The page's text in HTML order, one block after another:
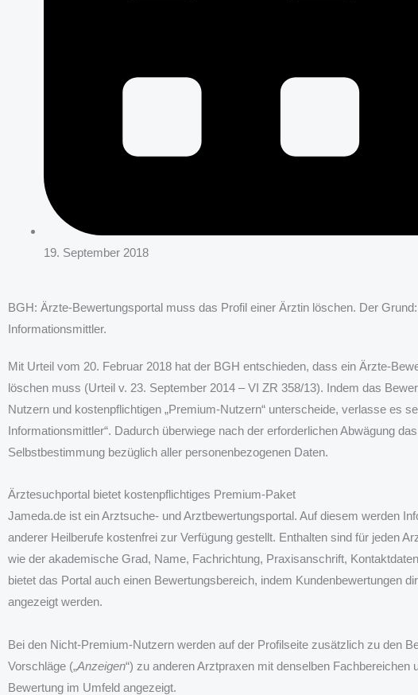
19. September 2018
BGH: Ärzte-Bewertungsportal muss das Profil einer Ärztin löschen. Der
Informationsmittler.
Mit Urteil vom 20. Februar 2018 hat der BGH entschieden, dass ein Ärzte-
löschen muss (Urteil v. 23. September 2014 – VI ZR 358/13). Indem das
Nutzern und kostenpflichtigen „Premium-Nutzern“ unterscheide, verlasse es
Informationsmittler“. Dadurch überwiege nach der erforderlichen Abwägung
Selbstbestimmung bezüglich aller personenbezogenen Daten.
Ärztesuchportal bietet kostenpflichtiges Premium-Paket
Jameda.de ist ein Arztsuche- und Arztbewertungsportal. Auf diesem werden
anderer Heilberufe kostenfrei zur Verfügung gestellt. Enthalten sind für jeden
wie der akademische Grad, Name, Fachrichtung, Praxisanschrift,
bietet das Portal auch einen Bewertungsbereich, indem Kundenbewertungen
angezeigt werden.
Bei den Nicht-Premium-Nutzern werden auf der Profilseite zusätzlich zu den
Vorschläge („Anzeigen“) zu anderen Arztpraxen mit denselben Fachbereichen
Bewertung im Umfeld angezeigt.